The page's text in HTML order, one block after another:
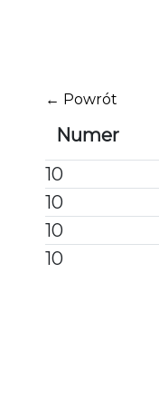
← Powrót
Numer
10
10
10
10